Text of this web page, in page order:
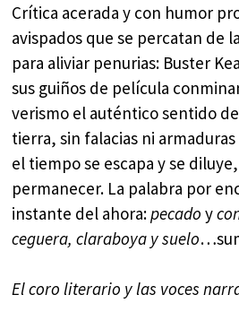
Crítica acerada y con humor
avispados que se percatan de
para aliviar penurias: Buster
sus guiños de película
verismo el auténtico sentido
tierra, sin falacias ni
el tiempo se escapa y se
permanecer. La palabra por
instante del ahora:pecado y
ceguera, claraboya y suelo
El coro literario y las voces